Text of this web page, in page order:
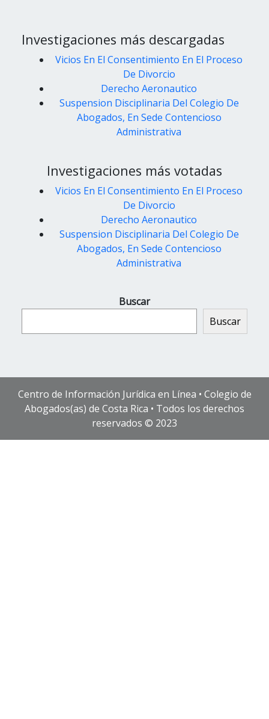
Investigaciones más descargadas
Vicios En El Consentimiento En El Proceso
De Divorcio
Derecho Aeronautico
Suspension Disciplinaria Del Colegio De
Abogados, En Sede Contencioso
Administrativa
Investigaciones más votadas
Vicios En El Consentimiento En El Proceso
De Divorcio
Derecho Aeronautico
Suspension Disciplinaria Del Colegio De
Abogados, En Sede Contencioso
Administrativa
Buscar
Buscar
Centro de Información Jurídica en Línea • Colegio de
Abogados(as) de Costa Rica • Todos los derechos
reservados © 2023